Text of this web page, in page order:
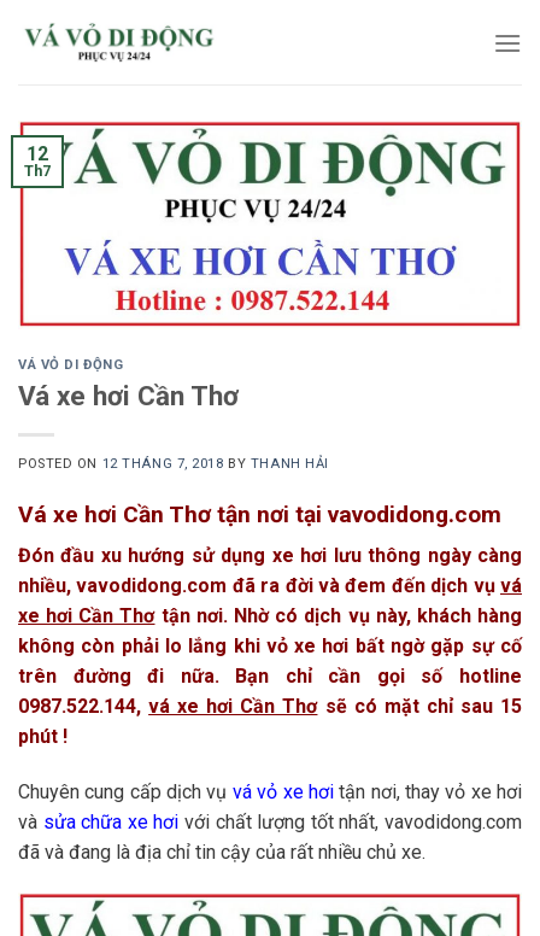
12
Th7
VÁ VỎ DI ĐỘNG
Vá xe hơi Cần Thơ
POSTED ON 12 THÁNG 7, 2018 BY THANH HẢI
Vá xe hơi Cần Thơ tận nơi tại vavodidong.com
Đón đầu xu hướng sử dụng xe hơi lưu thông ngày càng
nhiều, vavodidong.com đã ra đời và đem đến dịch vụ vá
xe hơi Cần Thơtận nơi. Nhờ có dịch vụ này, khách hàng
không còn phải lo lắng khi vỏ xe hơi bất ngờ gặp sự cố
trên đường đi nữa. Bạn chỉ cần gọi số hotline
0987.522.144,vá xe hơi Cần Thơsẽ có mặt chỉ sau 15
phút !
Chuyên cung cấp dịch vụ vá vỏ xe hơitận nơi, thay vỏ xe hơi
và sửa chữa xe hơi với chất lượng tốt nhất, vavodidong.com
đã và đang là địa chỉ tin cậy của rất nhiều chủ xe.